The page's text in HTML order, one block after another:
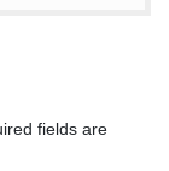
fields are